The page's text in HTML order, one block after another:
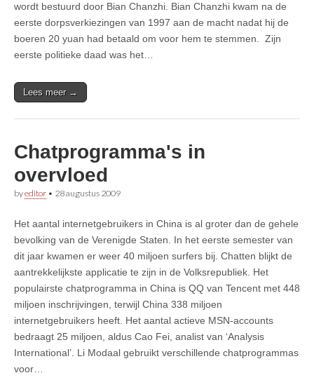
wordt bestuurd door Bian Chanzhi. Bian Chanzhi kwam na de
eerste dorpsverkiezingen van 1997 aan de macht nadat hij de
boeren 20 yuan had betaald om voor hem te stemmen. Zijn
eerste politieke daad was het…
Lees meer →
Chatprogramma's in
overvloed
byeditor • 28 augustus 2009
Het aantal internetgebruikers in China is al groter dan de gehele
bevolking van de Verenigde Staten. In het eerste semester van
dit jaar kwamen er weer 40 miljoen surfers bij. Chatten blijkt de
aantrekkelijkste applicatie te zijn in de Volksrepubliek. Het
populairste chatprogramma in China is QQ van Tencent met 448
miljoen inschrijvingen, terwijl China 338 miljoen
internetgebruikers heeft. Het aantal actieve MSN-accounts
bedraagt 25 miljoen, aldus Cao Fei, analist van ‘Analysis
International’. Li Modaal gebruikt verschillende chatprogrammas
voor…